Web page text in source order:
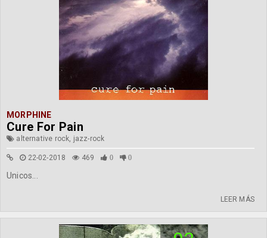
MORPHINE
Cure For Pain
alternative rock, jazz-rock
22-02-2018 469 0 0
Unicos...
LEER MÁS